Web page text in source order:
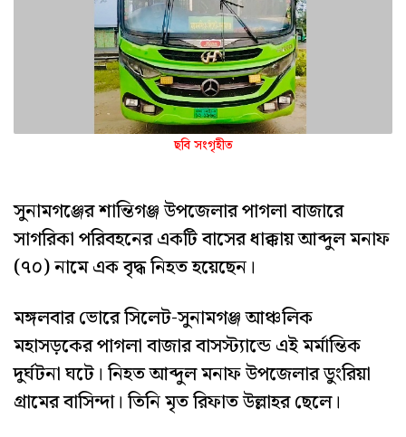
ছবি সংগৃহীত
সুনামগঞ্জের শান্তিগঞ্জ উপজেলার পাগলা বাজারে
সাগরিকা পরিবহনের একটি বাসের ধাক্কায় আব্দুল মনাফ
(৭০) নামে এক বৃদ্ধ নিহত হয়েছেন।
মঙ্গলবার ভোরে সিলেট-সুনামগঞ্জ আঞ্চলিক
মহাসড়কের পাগলা বাজার বাসস্ট্যান্ডে এই মর্মান্তিক
দুর্ঘটনা ঘটে। নিহত আব্দুল মনাফ উপজেলার ডুংরিয়া
গ্রামের বাসিন্দা। তিনি মৃত রিফাত উল্লাহর ছেলে।